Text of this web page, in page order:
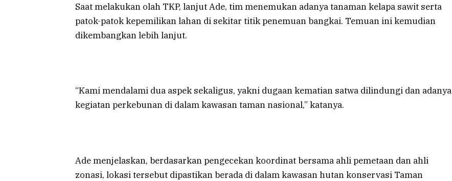
Saat melakukan olah TKP, lanjut Ade, tim menemukan adanya tanaman kelapa sawit serta
patok-patok kepemilikan lahan di sekitar titik penemuan bangkai. Temuan ini kemudian
dikembangkan lebih lanjut.
“Kami mendalami dua aspek sekaligus, yakni dugaan kematian satwa dilindungi dan adanya
kegiatan perkebunan di dalam kawasan taman nasional,” katanya.
Ade menjelaskan, berdasarkan pengecekan koordinat bersama ahli pemetaan dan ahli
zonasi, lokasi tersebut dipastikan berada di dalam kawasan hutan konservasi Taman